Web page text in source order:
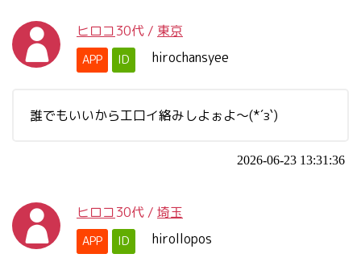
ヒロコ30代 / 東京
APP ID hirochansyee
誰でもいいから工口イ絡みしよぉよ～(*´з`)
2026-06-23 13:31:36
ヒロコ30代 / 埼玉
APP ID hirollopos